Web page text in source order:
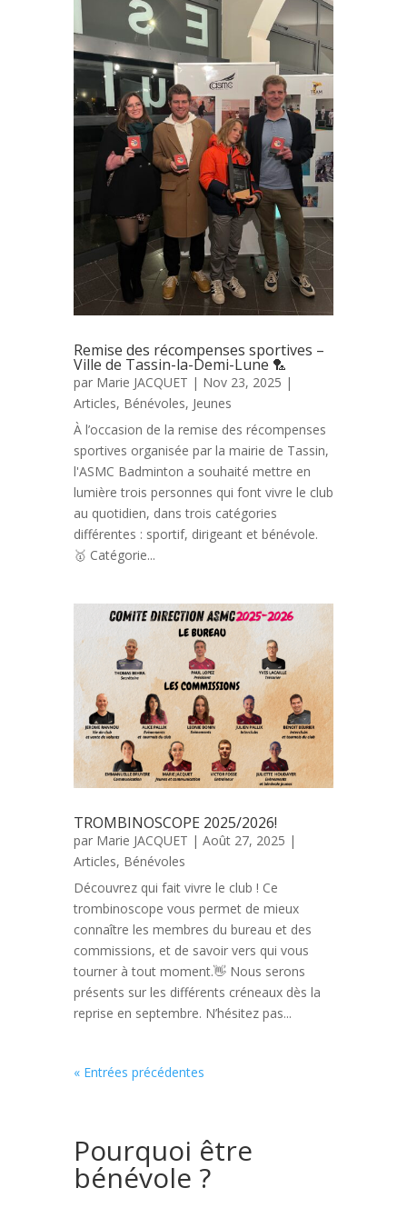
Remise des récompenses sportives –
Ville de Tassin-la-Demi-Lune 🏸
par Marie JACQUET | Nov 23, 2025 |
Articles, Bénévoles, Jeunes
À l’occasion de la remise des récompenses
sportives organisée par la mairie de Tassin,
l'ASMC Badminton a souhaité mettre en
lumière trois personnes qui font vivre le club
au quotidien, dans trois catégories
différentes : sportif, dirigeant et bénévole.
🥇 Catégorie...
TROMBINOSCOPE 2025/2026!
par Marie JACQUET | Août 27, 2025 |
Articles, Bénévoles
Découvrez qui fait vivre le club ! Ce
trombinoscope vous permet de mieux
connaître les membres du bureau et des
commissions, et de savoir vers qui vous
tourner à tout moment.👋 Nous serons
présents sur les différents créneaux dès la
reprise en septembre. N’hésitez pas...
« Entrées précédentes
Pourquoi être
bénévole ?